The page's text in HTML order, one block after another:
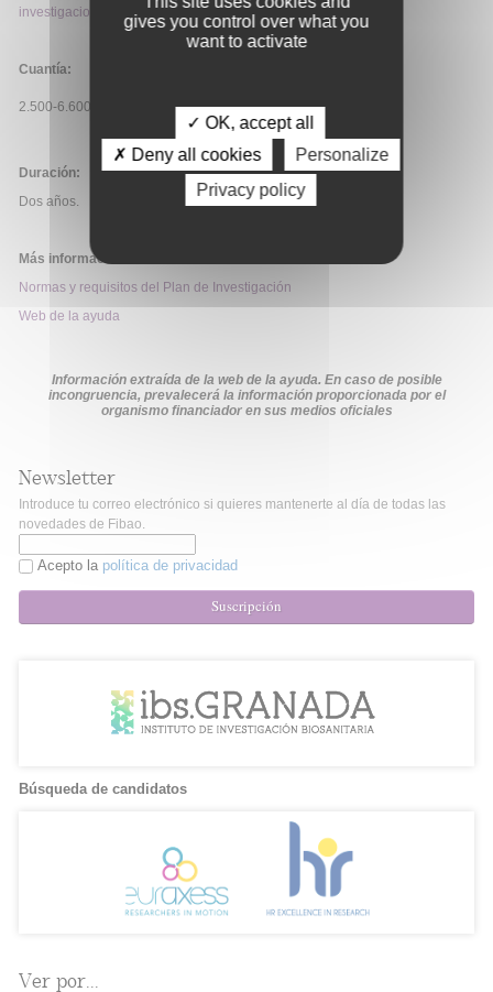
investigacion@icoes.es.
Cuantía:
2.500-6.600€/premio
Duración:
Dos años.
Más información:
Normas y requisitos del Plan de Investigación
Web de la ayuda
Información extraída de la web de la ayuda. En caso de posible
incongruencia, prevalecerá la información proporcionada por el
organismo financiador en sus medios oficiales
Newsletter
Introduce tu correo electrónico si quieres mantenerte al día de todas las
novedades de Fibao.
Acepto la política de privacidad
Suscripción
Búsqueda de candidatos
Ver por...
gives you control over what you
want to activate
✓ OK, accept all
✗ Deny all cookies
Personalize
Privacy policy